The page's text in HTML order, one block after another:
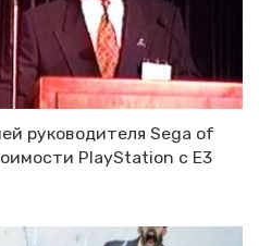
руководителя Sega of
PlayStation с E3